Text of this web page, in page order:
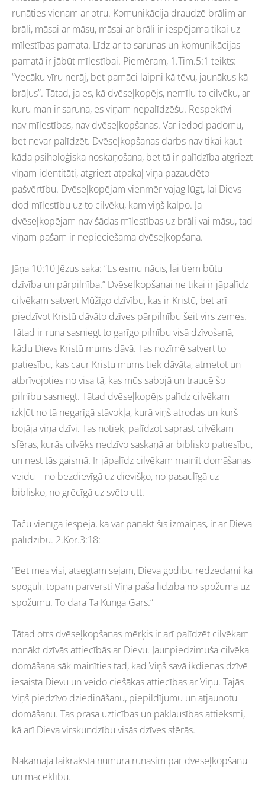
runāties vienam ar otru. Komunikācija draudzē brālim ar
brāli, māsai ar māsu, māsai ar brāli ir iespējama tikai uz
mīlestības pamata. Līdz ar to sarunas un komunikācijas
pamatā ir jābūt mīlestībai. Piemēram, 1.Tim.5:1 teikts:
“Vecāku vīru nerāj, bet pamāci laipni kā tēvu, jaunākus kā
brāļus”. Tātad, ja es, kā dvēseļkopējs, nemīlu to cilvēku, ar
kuru man ir saruna, es viņam nepalīdzēšu. Respektīvi –
nav mīlestības, nav dvēseļkopšanas. Var iedod padomu,
bet nevar palīdzēt. Dvēseļkopšanas darbs nav tikai kaut
kāda psiholoģiska noskaņošana, bet tā ir palīdzība atgriezt
viņam identitāti, atgriezt atpakaļ viņa pazaudēto
pašvērtību. Dvēseļkopējam vienmēr vajag lūgt, lai Dievs
dod mīlestību uz to cilvēku, kam viņš kalpo. Ja
dvēseļkopējam nav šādas mīlestības uz brāli vai māsu, tad
viņam pašam ir nepieciešama dvēseļkopšana.
Jāņa 10:10 Jēzus saka: “Es esmu nācis, lai tiem būtu
dzīvība un pārpilnība.” Dvēseļkopšanai ne tikai ir jāpalīdz
cilvēkam satvert Mūžīgo dzīvību, kas ir Kristū, bet arī
piedzīvot Kristū dāvāto dzīves pārpilnību šeit virs zemes.
Tātad ir runa sasniegt to garīgo pilnību visā dzīvošanā,
kādu Dievs Kristū mums dāvā. Tas nozīmē satvert to
patiesību, kas caur Kristu mums tiek dāvāta, atmetot un
atbrīvojoties no visa tā, kas mūs sabojā un traucē šo
pilnību sasniegt. Tātad dvēseļkopējs palīdz cilvēkam
izkļūt no tā negarīgā stāvokļa, kurā viņš atrodas un kurš
bojāja viņa dzīvi. Tas notiek, palīdzot saprast cilvēkam
sfēras, kurās cilvēks nedzīvo saskaņā ar biblisko patiesību,
un nest tās gaismā. Ir jāpalīdz cilvēkam mainīt domāšanas
veidu – no bezdievīgā uz dievišķo, no pasaulīgā uz
biblisko, no grēcīgā uz svēto utt.
Taču vienīgā iespēja, kā var panākt šīs izmaiņas, ir ar Dieva
palīdzību. 2.Kor.3:18:
“Bet mēs visi, atsegtām sejām, Dieva godību redzēdami kā
spogulī, topam pārvērsti Viņa paša līdzībā no spožuma uz
spožumu. To dara Tā Kunga Gars.”
Tātad otrs dvēseļkopšanas mērķis ir arī palīdzēt cilvēkam
nonākt dzīvās attiecībās ar Dievu. Jaunpiedzimuša cilvēka
domāšana sāk mainīties tad, kad Viņš savā ikdienas dzīvē
iesaista Dievu un veido ciešākas attiecības ar Viņu. Tajās
Viņš piedzīvo dziedināšanu, piepildījumu un atjaunotu
domāšanu. Tas prasa uzticības un paklausības attieksmi,
kā arī Dieva virskundzību visās dzīves sfērās.
Nākamajā laikraksta numurā runāsim par dvēseļkopšanu
un māceklību.